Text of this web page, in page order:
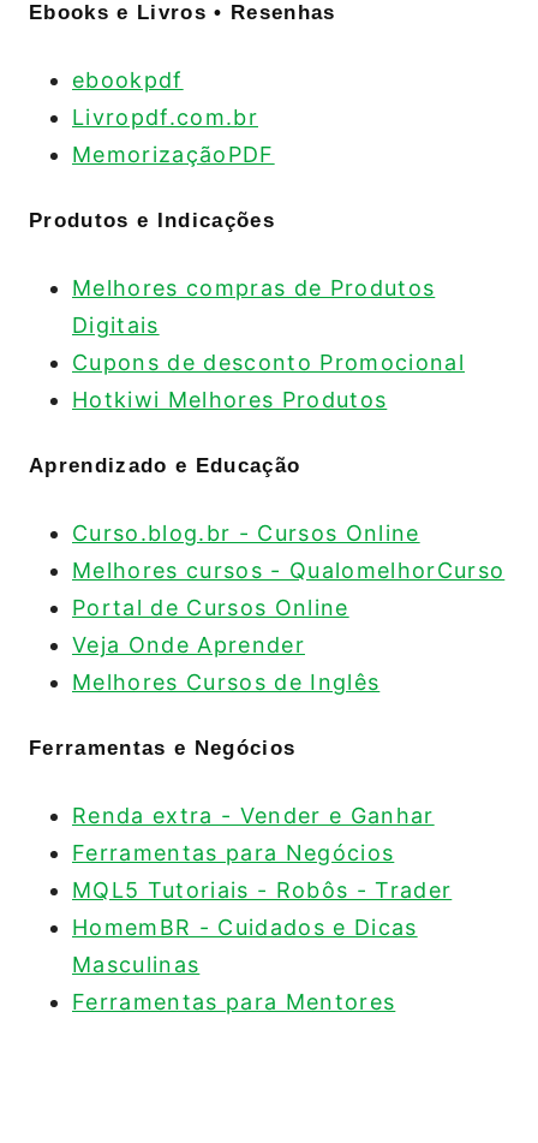
Ebooks e Livros • Resenhas
ebookpdf
Livropdf.com.br
MemorizaçãoPDF
Produtos e Indicações
Melhores compras de Produtos
Digitais
Cupons de desconto Promocional
Hotkiwi Melhores Produtos
Aprendizado e Educação
Curso.blog.br - Cursos Online
Melhores cursos - QualomelhorCurso
Portal de Cursos Online
Veja Onde Aprender
Melhores Cursos de Inglês
Ferramentas e Negócios
Renda extra - Vender e Ganhar
Ferramentas para Negócios
MQL5 Tutoriais - Robôs - Trader
HomemBR - Cuidados e Dicas
Masculinas
Ferramentas para Mentores